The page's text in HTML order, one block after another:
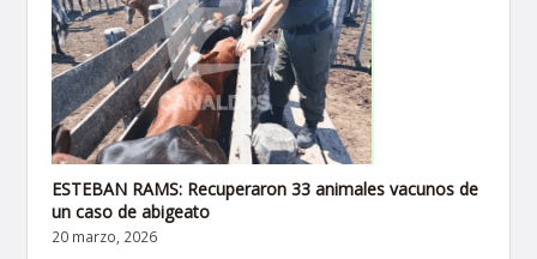
ESTEBAN RAMS: Recuperaron 33 animales vacunos de
un caso de abigeato
20 marzo, 2026